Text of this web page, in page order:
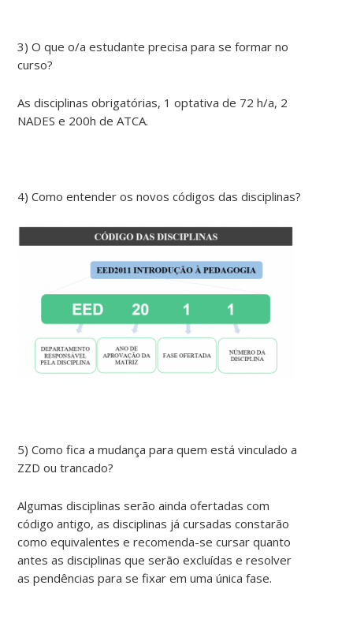
3) O que o/a estudante precisa para se formar no
curso?
As disciplinas obrigatórias, 1 optativa de 72 h/a, 2
NADES e 200h de ATCA.
4) Como entender os novos códigos das disciplinas?
5) Como fica a mudança para quem está vinculado a
ZZD ou trancado?
Algumas disciplinas serão ainda ofertadas com
código antigo, as disciplinas já cursadas constarão
como equivalentes e recomenda-se cursar quanto
antes as disciplinas que serão excluídas e resolver
as pendências para se fixar em uma única fase.